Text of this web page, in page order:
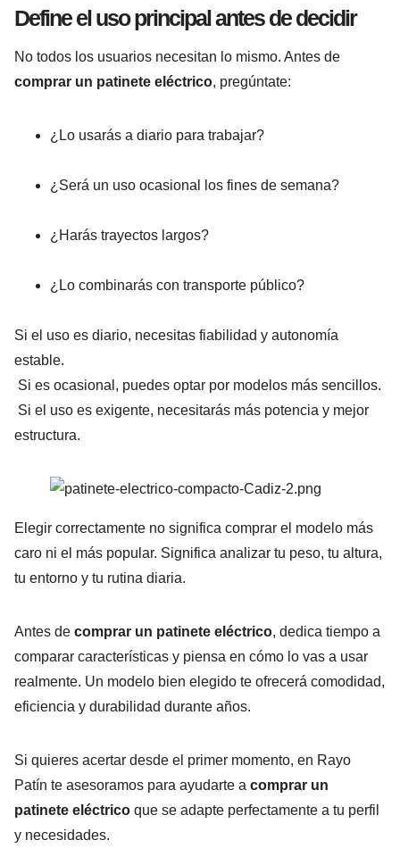
Define el uso principal antes de decidir
No todos los usuarios necesitan lo mismo. Antes de
comprar un patinete eléctrico, pregúntate:
¿Lo usarás a diario para trabajar?
¿Será un uso ocasional los fines de semana?
¿Harás trayectos largos?
¿Lo combinarás con transporte público?
Si el uso es diario, necesitas fiabilidad y autonomía
estable.
Si es ocasional, puedes optar por modelos más sencillos.
Si el uso es exigente, necesitarás más potencia y mejor
estructura.
Elegir correctamente no significa comprar el modelo más
caro ni el más popular. Significa analizar tu peso, tu altura,
tu entorno y tu rutina diaria.
Antes de comprar un patinete eléctrico, dedica tiempo a
comparar características y piensa en cómo lo vas a usar
realmente. Un modelo bien elegido te ofrecerá comodidad,
eficiencia y durabilidad durante años.
Si quieres acertar desde el primer momento, en Rayo
Patín te asesoramos para ayudarte a comprar un
patinete eléctrico que se adapte perfectamente a tu perfil
y necesidades.